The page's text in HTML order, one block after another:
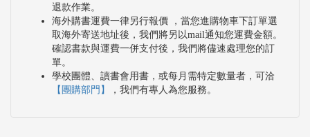
退款作業。
海外購書運費一律另行報價 ，當您進購物車下訂單選
取海外寄送地址後，我們將另以mail通知您運費金額。
確認書款與運費一併支付後，我們將儘速處理您的訂
單。
學校團體、讀書會用書，或每月需特定數量者，可洽
【團購部門】
，我們有專人為您服務。